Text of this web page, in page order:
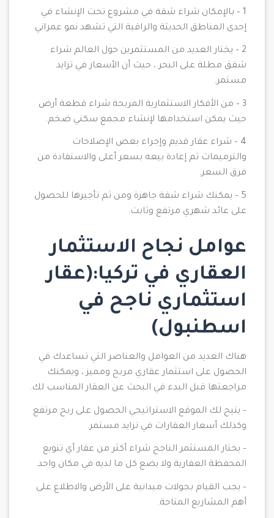
1 – بالإمكان شراء شقة في مشروع تحت الإنشاء في
إحدى المناطق الحديثة والراقية التي تشهد نمو عمراني.
2 – يختار العديد من المستثمرين حول العالم شراء
شقق مطلة على البحر ، حيث أن الأسعار في تزايد
مستمر.
3 – من الأفكار الاستثمارية المربحة شراء قطعة أرض
حيث يمكن استخدامها لإنشاء مجمع سكني ضخم.
4 – شراء عقار قديم وإجراء بعض الإصلاحات
والترميمات ثم إعادة بيعه بسعر أعلى والاستفادة من
فرق السعر.
5 – يمكنك شراء شقة جاهزة ومن ثم تأجيرها للحصول
على عائد شهري مرتفع وثابت.
عوامل نجاح الاستثمار
العقاري في تركيا:(عقار
استثماري ناجح في
اسطنبول)
هناك العديد من العوامل والعناصر التي تساعدك في
الحصول على استثمار عقاري مربح ومميز ، ويمكنك
مراجعتها قبل البدء في البحث عن العقار المناسب لك.
– يتيح لك الموقع الاستراتيجي الحصول على ربح مرتفع
وكذلك أسعار العقارات في تزايد مستمر.
– يختار المستثمر الناجح شراء أكثر من عقار أي تنويع
المحفظة العقارية ولا يضع كل ما لديه في مكان واحد.
– يجب القيام بجولات ميدانية على الأرض والاطلاع على
أهم المشاريع المتاحة.